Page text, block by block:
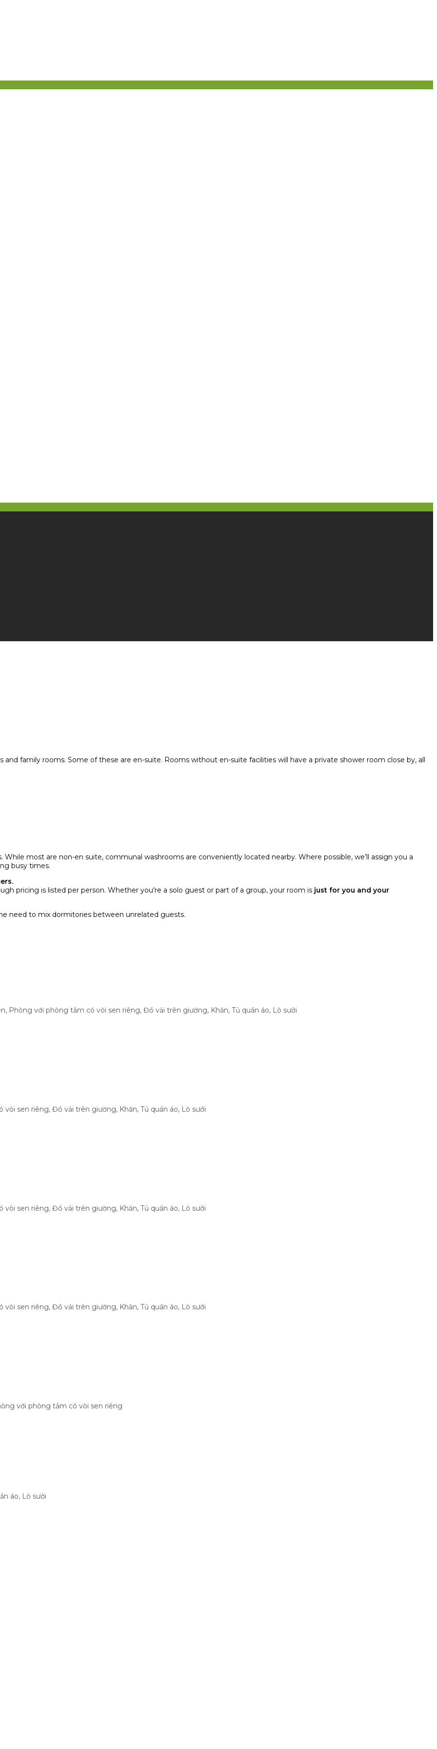
family rooms. Some of these are en-suite. Rooms without en-suite facilities will have a private shower room close by, all
While most are non-en suite, communal washrooms are conveniently located nearby. Where possible, we’ll assign you a
busy times.
pricing is listed per person. Whether you're a solo guest or part of a group, your room is just for you and your
need to mix dormitories between unrelated guests.
, Phòng với phòng tắm có vòi sen riêng, Đồ vải trên giường, Khăn, Tủ quần áo, Lò sưởi
vòi sen riêng, Đồ vải trên giường, Khăn, Tủ quần áo, Lò sưởi
vòi sen riêng, Đồ vải trên giường, Khăn, Tủ quần áo, Lò sưởi
vòi sen riêng, Đồ vải trên giường, Khăn, Tủ quần áo, Lò sưởi
với phòng tắm có vòi sen riêng
áo, Lò sưởi